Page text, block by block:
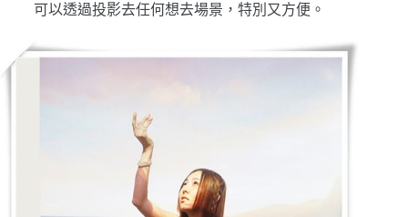
可以透過投影去任何想去場景，特別又方便。